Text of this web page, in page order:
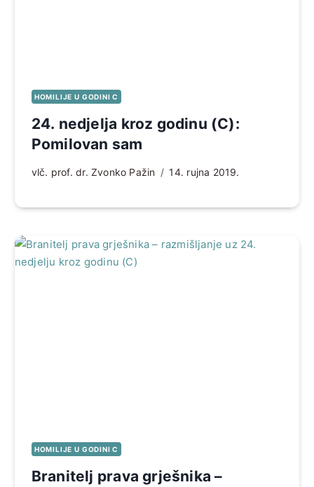
HOMILIJE U GODINI C
24. nedjelja kroz godinu (C):
Pomilovan sam
vlč. prof. dr. Zvonko Pažin 14. rujna 2019.
HOMILIJE U GODINI C
Branitelj prava grješnika –